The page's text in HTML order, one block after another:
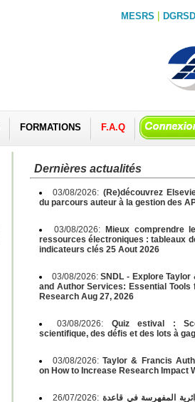
MESRS |
FORMATIONS F.A.Q
Dernières actualités
03/08/2026: (Re)découvrez
du parcours auteur à la gestion des
03/08/2026:
Mieux comprendre
ressources électroniques : tableaux
indicateurs clés 25 Aout 2026
03/08/2026:SNDL - Explore
and Author Services: Essential Tools
Research Aug 27, 2026
03/08/2026: Quiz estival :
scientifique, des défis et des lots à
03/08/2026:Taylor & Francis
on How to Increase Research Impact
26/07/2026: المفهرسة في قاعدة